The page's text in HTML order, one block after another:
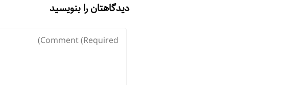
دیدگاهتان را بنویسید